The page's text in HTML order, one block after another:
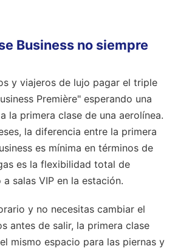
Business no siempre
y viajeros de lujo pagar el triple
Première" esperando una
la primera clase de una aerolínea.
la diferencia entre la primera
es mínima en términos de
es la flexibilidad total de
salas VIP en la estación.
y no necesitas cambiar el
antes de salir, la primera clase
mismo espacio para las piernas y